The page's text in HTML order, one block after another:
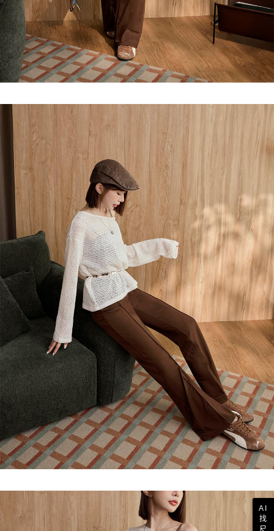
AI
找
尺